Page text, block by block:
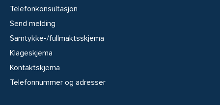
Telefonkonsultasjon
Send melding
Samtykke-/fullmaktsskjema
Klageskjema
Kontaktskjema
Telefonnummer og adresser